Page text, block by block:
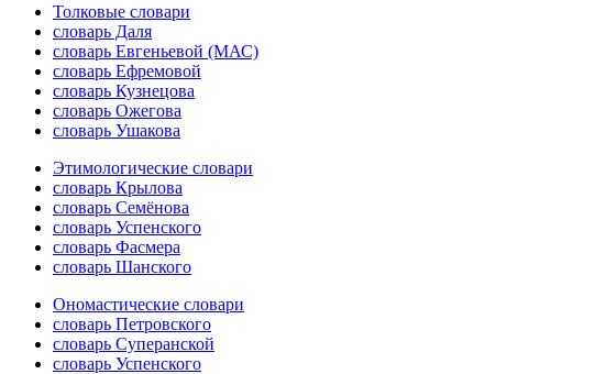
Толковые словари
словарь Даля
словарь Евгеньевой (МАС)
словарь Ефремовой
словарь Кузнецова
словарь Ожегова
словарь Ушакова
Этимологические словари
словарь Крылова
словарь Семёнова
словарь Успенского
словарь Фасмера
словарь Шанского
Ономастические словари
словарь Петровского
словарь Суперанской
словарь Успенского